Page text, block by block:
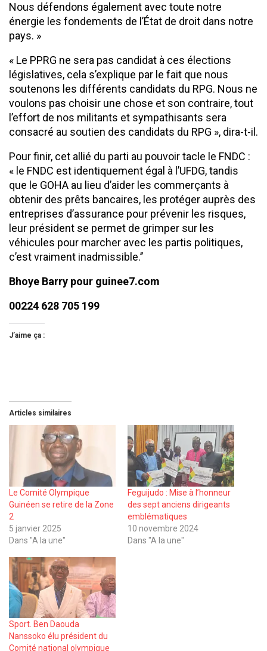
Nous défendons également avec toute notre
énergie les fondements de l’État de droit dans notre
pays. »
« Le PPRG ne sera pas candidat à ces élections
législatives, cela s’explique par le fait que nous
soutenons les différents candidats du RPG. Nous ne
voulons pas choisir une chose et son contraire, tout
l’effort de nos militants et sympathisants sera
consacré au soutien des candidats du RPG », dira-t-il.
Pour finir, cet allié du parti au pouvoir tacle le FNDC :
« le FNDC est identiquement égal à l’UFDG, tandis
que le GOHA au lieu d’aider les commerçants à
obtenir des prêts bancaires, les protéger auprès des
entreprises d’assurance pour prévenir les risques,
leur président se permet de grimper sur les
véhicules pour marcher avec les partis politiques,
c’est vraiment inadmissible.’’
Bhoye Barry pour guinee7.com
00224 628 705 199
J’aime ça :
Articles similaires
Le Comité Olympique
Guinéen se retire de la Zone
2
5 janvier 2025
Dans "A la une"
Feguijudo : Mise à l’honneur
des sept anciens dirigeants
emblématiques
10 novembre 2024
Dans "A la une"
Sport. Ben Daouda
Nanssoko élu président du
Comité national olympique